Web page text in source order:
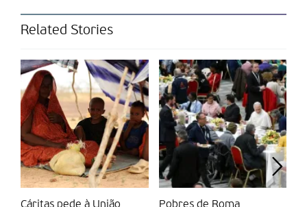
Related Stories
Cáritas pede à União
Pobres de Roma